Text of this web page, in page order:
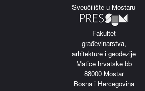
Sveučilište u Mostaru
Fakultet
građevinarstva,
arhitekture i geodezije
Matice hrvatske bb
88000 Mostar
Bosna i Hercegovina